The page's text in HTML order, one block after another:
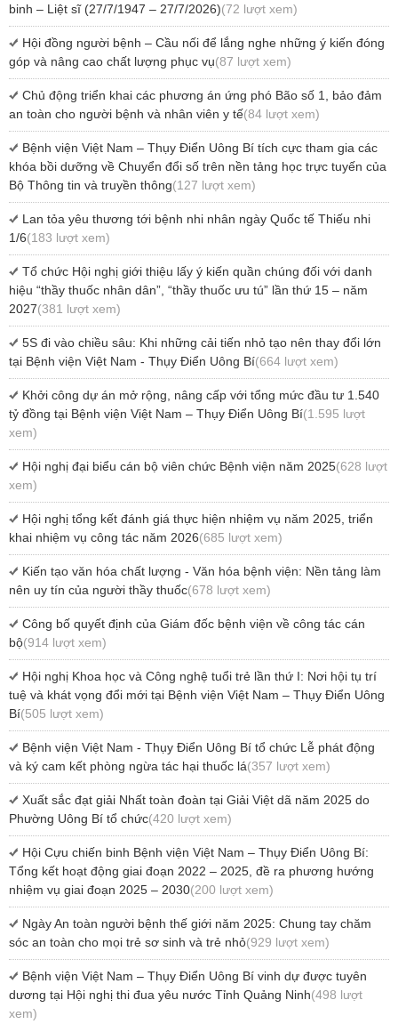
binh – Liệt sĩ (27/7/1947 – 27/7/2026)(72 lượt xem)
Hội đồng người bệnh – Cầu nối để lắng nghe những ý kiến đóng
góp và nâng cao chất lượng phục vụ(87 lượt xem)
Chủ động triển khai các phương án ứng phó Bão số 1, bảo đảm
an toàn cho người bệnh và nhân viên y tế(84 lượt xem)
Bệnh viện Việt Nam – Thụy Điển Uông Bí tích cực tham gia các
khóa bồi dưỡng về Chuyển đổi số trên nền tảng học trực tuyến của
Bộ Thông tin và truyền thông(127 lượt xem)
Lan tỏa yêu thương tới bệnh nhi nhân ngày Quốc tế Thiếu nhi
1/6(183 lượt xem)
Tổ chức Hội nghị giới thiệu lấy ý kiến quần chúng đối với danh
hiệu “thầy thuốc nhân dân”, “thầy thuốc ưu tú” lần thứ 15 – năm
2027(381 lượt xem)
5S đi vào chiều sâu: Khi những cải tiến nhỏ tạo nên thay đổi lớn
tại Bệnh viện Việt Nam - Thụy Điển Uông Bí(664 lượt xem)
Khởi công dự án mở rộng, nâng cấp với tổng mức đầu tư 1.540
tỷ đồng tại Bệnh viện Việt Nam – Thụy Điển Uông Bí(1.595 lượt
xem)
Hội nghị đại biểu cán bộ viên chức Bệnh viện năm 2025(628 lượt
xem)
Hội nghị tổng kết đánh giá thực hiện nhiệm vụ năm 2025, triển
khai nhiệm vụ công tác năm 2026(685 lượt xem)
Kiến tạo văn hóa chất lượng - Văn hóa bệnh viện: Nền tảng làm
nên uy tín của người thầy thuốc(678 lượt xem)
Công bố quyết định của Giám đốc bệnh viện về công tác cán
bộ(914 lượt xem)
Hội nghị Khoa học và Công nghệ tuổi trẻ lần thứ I: Nơi hội tụ trí
tuệ và khát vọng đổi mới tại Bệnh viện Việt Nam – Thụy Điển Uông
Bí(505 lượt xem)
Bệnh viện Việt Nam - Thụy Điển Uông Bí tổ chức Lễ phát động
và ký cam kết phòng ngừa tác hại thuốc lá(357 lượt xem)
Xuất sắc đạt giải Nhất toàn đoàn tại Giải Việt dã năm 2025 do
Phường Uông Bí tổ chức(420 lượt xem)
Hội Cựu chiến binh Bệnh viện Việt Nam – Thụy Điển Uông Bí:
Tổng kết hoạt động giai đoạn 2022 – 2025, đề ra phương hướng
nhiệm vụ giai đoạn 2025 – 2030(200 lượt xem)
Ngày An toàn người bệnh thế giới năm 2025: Chung tay chăm
sóc an toàn cho mọi trẻ sơ sinh và trẻ nhỏ(929 lượt xem)
Bệnh viện Việt Nam – Thụy Điển Uông Bí vinh dự được tuyên
dương tại Hội nghị thi đua yêu nước Tỉnh Quảng Ninh(498 lượt
xem)